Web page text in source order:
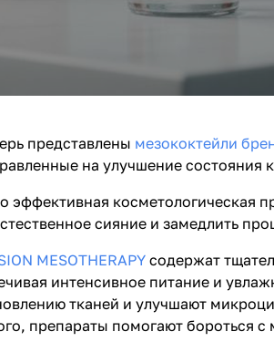
представлены мезококтейли
на улучшение состояния
эффективная косметологическая
сияние и замедлить
MESOTHERAPY содержат
интенсивное питание и
тканей и улучшают
препараты помогают бороться